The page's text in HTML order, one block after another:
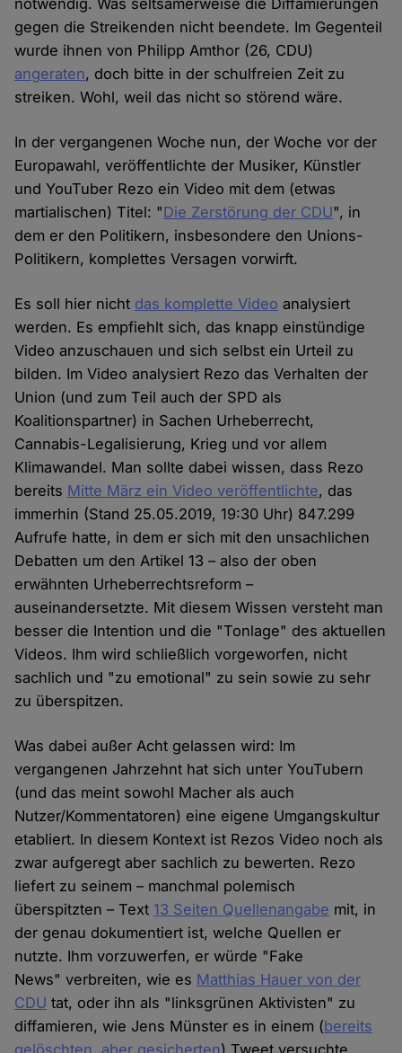
notwendig. Was seltsamerweise die Diffamierungen
gegen die Streikenden nicht beendete. Im Gegenteil
wurde ihnen von Philipp Amthor (26, CDU)
angeraten, doch bitte in der schulfreien Zeit zu
streiken. Wohl, weil das nicht so störend wäre.
In der vergangenen Woche nun, der Woche vor der
Europawahl, veröffentlichte der Musiker, Künstler
und YouTuber Rezo ein Video mit dem (etwas
martialischen) Titel: "Die Zerstörung der CDU", in
dem er den Politikern, insbesondere den Unions-
Politikern, komplettes Versagen vorwirft.
Es soll hier nicht das komplette Video analysiert
werden. Es empfiehlt sich, das knapp einstündige
Video anzuschauen und sich selbst ein Urteil zu
bilden. Im Video analysiert Rezo das Verhalten der
Union (und zum Teil auch der SPD als
Koalitionspartner) in Sachen Urheberrecht,
Cannabis-Legalisierung, Krieg und vor allem
Klimawandel. Man sollte dabei wissen, dass Rezo
bereits Mitte März ein Video veröffentlichte, das
immerhin (Stand 25.05.2019, 19:30 Uhr) 847.299
Aufrufe hatte, in dem er sich mit den unsachlichen
Debatten um den Artikel 13 – also der oben
erwähnten Urheberrechtsreform –
auseinandersetzte. Mit diesem Wissen versteht man
besser die Intention und die "Tonlage" des aktuellen
Videos. Ihm wird schließlich vorgeworfen, nicht
sachlich und "zu emotional" zu sein sowie zu sehr
zu überspitzen.
Was dabei außer Acht gelassen wird: Im
vergangenen Jahrzehnt hat sich unter YouTubern
(und das meint sowohl Macher als auch
Nutzer/Kommentatoren) eine eigene Umgangskultur
etabliert. In diesem Kontext ist Rezos Video noch als
zwar aufgeregt aber sachlich zu bewerten. Rezo
liefert zu seinem – manchmal polemisch
überspitzten – Text 13 Seiten Quellenangabe mit, in
der genau dokumentiert ist, welche Quellen er
nutzte. Ihm vorzuwerfen, er würde "Fake
News" verbreiten, wie es Matthias Hauer von der
CDU tat, oder ihn als "linksgrünen Aktivisten" zu
diffamieren, wie Jens Münster es in einem (bereits